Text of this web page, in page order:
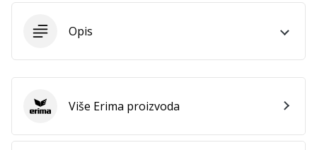
Opis
Erima Više Erima proizvoda